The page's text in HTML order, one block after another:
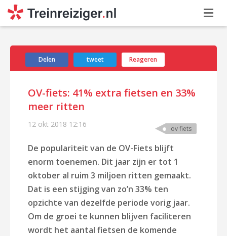
Delen tweet Reageren
OV-fiets: 41% extra fietsen en 33%
meer ritten
12 okt 2018 12:16 ov fiets
De populariteit van de OV-Fiets blijft
enorm toenemen. Dit jaar zijn er tot 1
oktober al ruim 3 miljoen ritten gemaakt.
Dat is een stijging van zo’n 33% ten
opzichte van dezelfde periode vorig jaar.
Om de groei te kunnen blijven faciliteren
wordt het aantal fietsen de komende